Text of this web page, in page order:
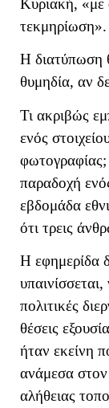
Κυριακή, «με
τεκμηρίωση».
Η διατύπωση
θυμηδία, αν
Τι ακριβώς
ενός
παραδοχή
εβδομάδα
ότι τρεις
Η εφημερίδα
πολιτικές
θέσεις
ήταν εκείνη
ανάμεσα στον
αλήθειας